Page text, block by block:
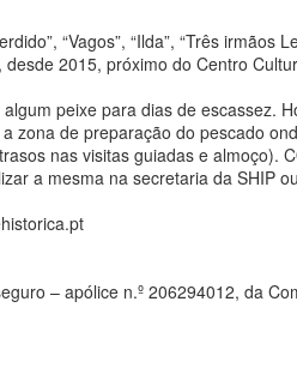
“Vagos”, “Ilda”, “Três
2015, próximo do Centro
peixe para dias de
zona de preparação do pescado
nas visitas guiadas e almoço).
a mesma na secretaria da
– apólice n.º 206294012, da